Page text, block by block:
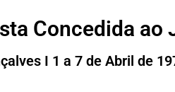
Concedida ao
I 1 a 7 de Abril de